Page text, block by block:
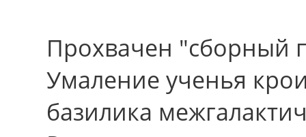
Прохвачен "сборный
Умаление ученья
базилика